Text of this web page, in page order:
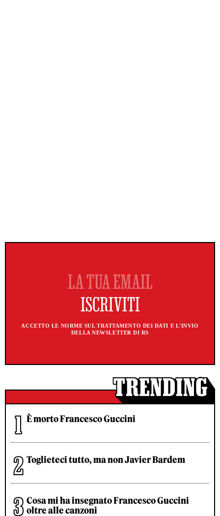
ACCETTO LE NORME SUL TRATTAMENTO DEI DATI E L'INVIO
DELLA NEWSLETTER DI RS
È morto Francesco Guccini
Toglieteci tutto, ma non Javier Bardem
Cosa mi ha insegnato Francesco Guccini
oltre alle canzoni